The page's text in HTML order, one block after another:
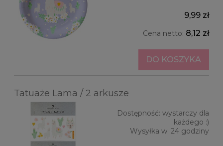
9,99 zł
Cena netto: 8,12 zł
DO KOSZYKA
Tatuaże Lama / 2 arkusze
Dostępność: wystarczy dla
każdego :)
Wysyłka w: 24 godziny